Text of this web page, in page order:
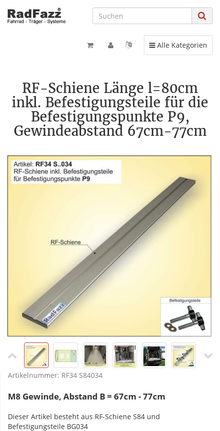
Toggle navigation
Alle Kategorien
RF-Schiene Länge l=80cm
inkl. Befestigungsteile für die
Befestigungspunkte P9,
Gewindeabstand 67cm-77cm
Artikelnummer: RF34 S84034
M8 Gewinde, Abstand B = 67cm - 77cm
Dieser Artikel besteht aus RF-Schiene S84 und
Befestigungsteile BG034